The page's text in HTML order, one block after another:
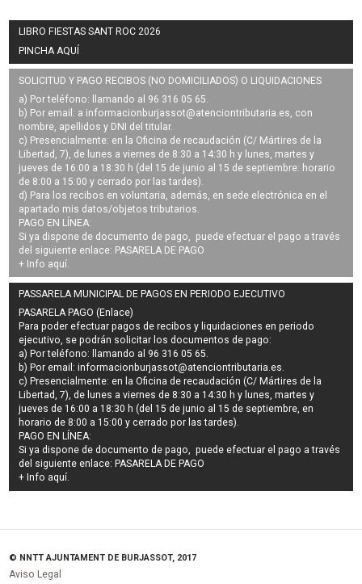
LIBRO FIESTAS SANT ROC 2026
PINCHA AQUÍ
SOLICITUD Y PAGO RECIBOS (NO DOMICILIADOS) O LIQUIDACIONES
a) Por teléfono: llamando al 96 316 05 65.
b) Por email: a informacionburjassot@atenciontributaria.es, con
nombre, apellidos y DNI del titular.
c) Presencialmente: en la Oficina de recaudación (C/ Mártires de la
Libertad, 7), de lunes a viernes de 8:30 a 14:30 h y lunes, martes y
jueves de 16:00 a 18:30 h (del 15 de junio al 15 de septiembre: horario
de 8:00 a 15:00 y cerrado por las tardes).
d) Para los recibos en voluntaria, además, en sede electrónica en el
apartado mis datos/objetos tributarios.
PAGO EN LÍNEA:
Si ya dispone de documento de pago, puede efectuar el pago a través
del siguiente enlace: PASARELA DE PAGO
+ Info aquí.
PASSARELA MUNICIPAL DE PAGOS EN PERIODO EJECUTIVO
PASARELA PAGO (Enlace)
Para poder efectuar pagos derecibos y liquidaciones en periodo
ejecutivo, se podrán solicitar los documentos de pago:
a) Por teléfono: llamando al 96 316 05 65.
b) Por email:informacionburjassot@atenciontributaria.es.
c) Presencialmente: en la Oficina de recaudación (C/ Mártires de la
Libertad, 7), de lunes a viernes de 8:30 a 14:30 h y lunes, martes y
jueves de 16:00 a 18:30 h (del 15 de junio al 15 de septiembre, en
horario de 8:00 a 15:00 y cerrado por las tardes).
PAGO EN LÍNEA:
Si ya dispone de documento de pago, puede efectuar el pago a través
del siguiente enlace: PASARELA DE PAGO
+ Info aquí.
© NNTT AJUNTAMENT DE BURJASSOT, 2017
Aviso Legal